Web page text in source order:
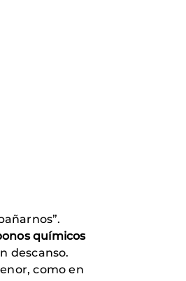
químicos
descanso.
como en